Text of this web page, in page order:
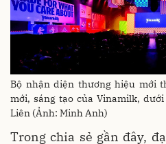
Bộ nhận diện thương hiệu mới
mới, sáng tạo của Vinamilk,
Liên (Ảnh: Minh Anh)
Trong chia sẻ gần đây,